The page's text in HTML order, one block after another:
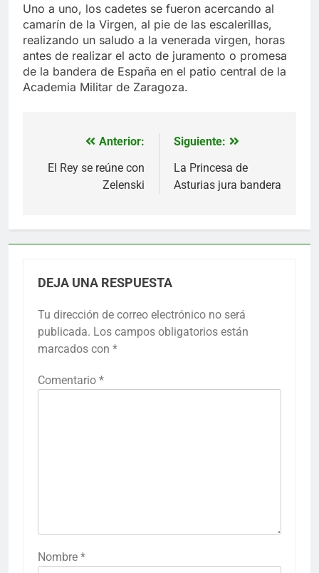
Uno a uno, los cadetes se fueron acercando al
camarín de la Virgen, al pie de las escalerillas,
realizando un saludo a la venerada virgen, horas
antes de realizar el acto de juramento o promesa
de la bandera de España en el patio central de la
Academia Militar de Zaragoza.
Navegación
de
Anterior:
El Rey se reúne con
Zelenski
Siguiente:
La Princesa de
Asturias jura bandera
DEJA UNA RESPUESTA
Tu dirección de correo electrónico no será
publicada. Los campos obligatorios están
marcados con *
Comentario *
Nombre *